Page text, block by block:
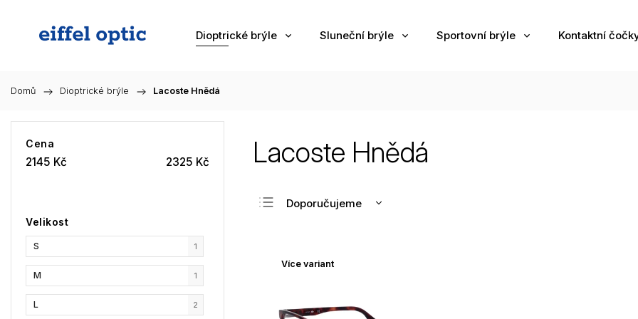
Dioptrické brýle Sluneční brýle Sportovní brýle Kontaktní
Domů / Dioptrické brýle / Lacoste Hnědá
Cena
2145 Kč 2325 Kč
Velikost
S 1
M 1
L 2
Lacoste Hnědá
Doporučujeme
Nejprodávanější
Více variant